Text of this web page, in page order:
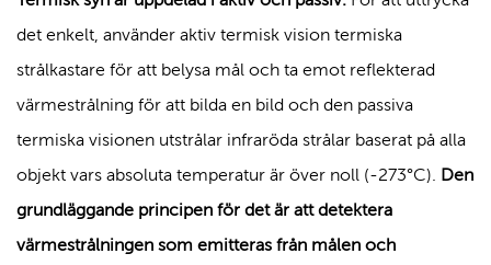
det enkelt, använder aktiv termisk vision termiska
strålkastare för att belysa mål och ta emot reflekterad
värmestrålning för att bilda en bild och den passiva
termiska visionen utstrålar infraröda strålar baserat på alla
objekt vars absoluta temperatur är över noll (-273°C). Den
grundläggande principen för det är att detektera
värmestrålningen som emitteras från målen och